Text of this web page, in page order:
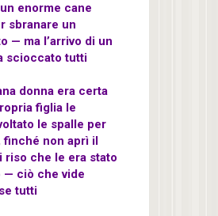
enorme cane
sbranare un
— ma l’arrivo di un
scioccato tutti
donna era certa
figlia le
le spalle per
finché non aprì il
riso che le era stato
— ciò che vide
tutti